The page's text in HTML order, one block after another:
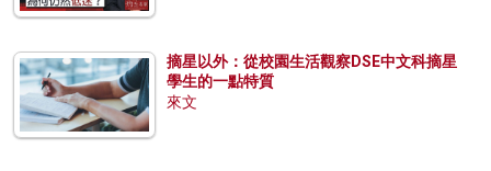
摘星以外：從校園生活觀察DSE中文科摘星
學生的一點特質
來文